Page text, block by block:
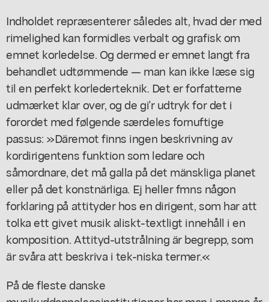
Indholdet repræsenterer således alt, hvad der med
rimelighed kan formidles verbalt og grafisk om
emnet korledelse. Og dermed er emnet langt fra
behandlet udtømmende — man kan ikke læse sig
til en perfekt korlederteknik. Det er forfatterne
udmærket klar over, og de gi'r udtryk for det i
forordet med følgende særdeles fornuftige
passus: »Däremot finns ingen beskrivning av
kordirigentens funktion som ledare och
såmordnare, det må galla på det mänskliga planet
eller på det konstnärliga. Ej heller fmns någon
forklaring på attityder hos en dirigent, som har att
tolka ett givet musik aliskt-textligt innehåll i en
komposition. Attityd-utstrålning är begrepp, som
är svåra att beskriva i tek-niska termer.«
På de fleste danske